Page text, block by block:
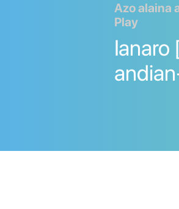
Azo alaina
Play